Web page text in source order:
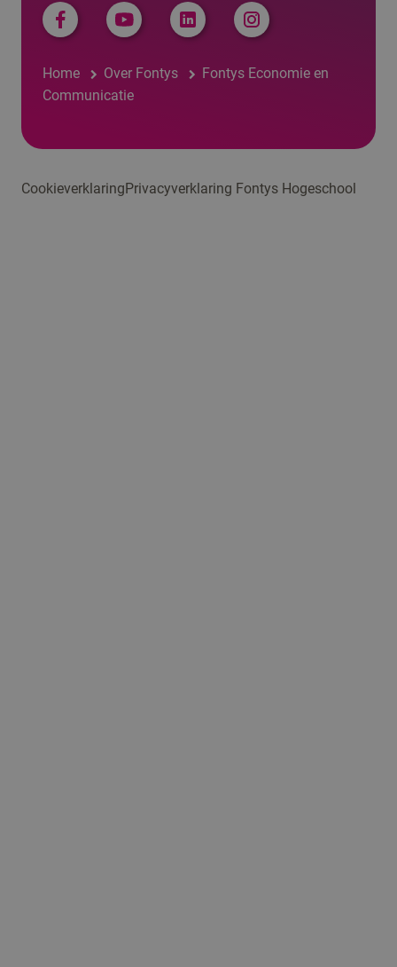
Home Over Fontys
Fontys Economie en
Communicatie
CookieverklaringPrivacyverklaring Fontys Hogeschool